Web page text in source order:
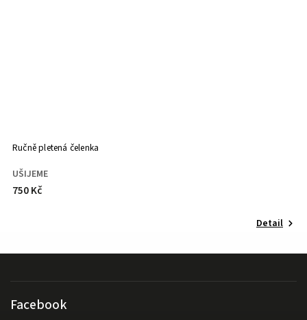
Ručně pletená čelenka
UŠIJEME
750 Kč
Detail
Facebook